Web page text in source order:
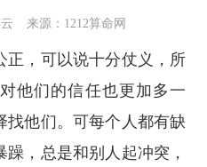
来源：1212算命网
，可以说十分仗义，所
他们的信任也更加多一
找他们。可每个人都有缺
，总是和别人起冲突，